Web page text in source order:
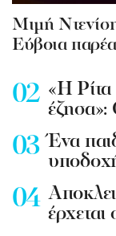
Mιμή
Εύβοια
«Η
Ένα